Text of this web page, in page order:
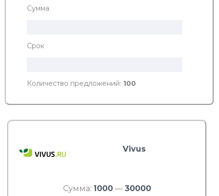
Сумма
Срок
Количество предложений: 100
Vivus
Сумма: 1000 — 30000